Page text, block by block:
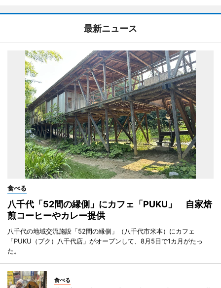
最新ニュース
食べる
八千代「52間の縁側」にカフェ「PUKU」 自家焙
煎コーヒーやカレー提供
八千代の地域交流施設「52間の縁側」（八千代市米本）にカフェ
「PUKU（プク）八千代店」がオープンして、8月5日で1カ月がたっ
た。
食べる